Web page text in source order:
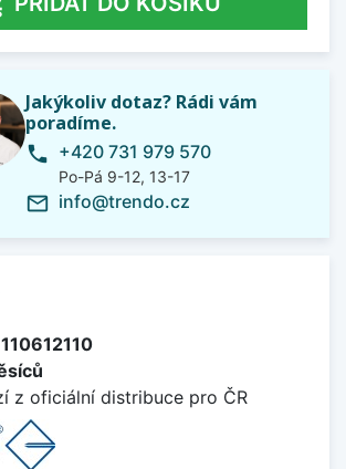
Jakýkoliv dotaz? Rádi vám
poradíme.
phone +420 731 979 570
Po-Pá 9-12, 13-17
mail_outline info@trendo.cz
110612110
z oficiální distribuce pro ČR